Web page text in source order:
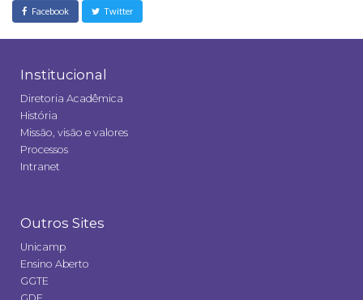
Facebook Twitter
Institucional
Diretoria Acadêmica
História
Missão, visão e valores
Processos
Intranet
Outros Sites
Unicamp
Ensino Aberto
GGTE